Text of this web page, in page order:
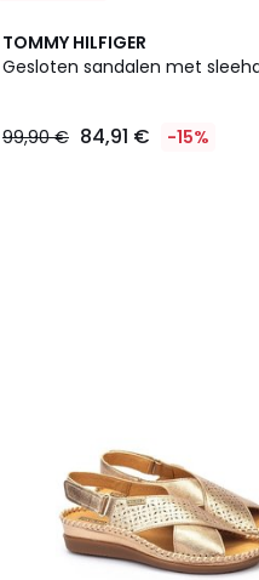
TOMMY HILFIGER
Gesloten sandalen met
99,90 € 84,91 € -15%
2
Kleuren